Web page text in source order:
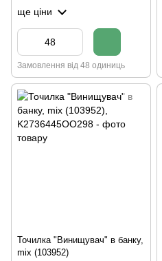
ще ціни
Замовлення від 48 одиниць
Точилка "Винищувач" в банку,
mix (103952)